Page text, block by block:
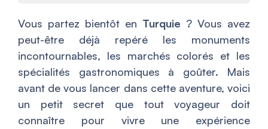
Vous partez bientôt en Turquie ? Vous avez
peut-être déjà repéré les monuments
incontournables, les marchés colorés et les
spécialités gastronomiques à goûter. Mais
avant de vous lancer dans cette aventure, voici
un petit secret que tout voyageur doit
connaître pour vivre une expérience